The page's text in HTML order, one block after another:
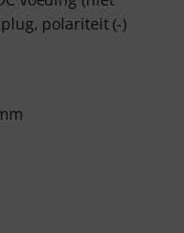
polariteit (-)